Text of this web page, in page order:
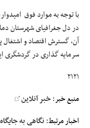
با توجه به موارد فوق
در دل جغرافیای شهرستان
آن، گسترش اقتصاد و اشتغال
سرمایه گذاری در گردشگری
۲۱۲۱
منبع خبر:خبر آنلاین
اخبار مرتبط:نگاهی به